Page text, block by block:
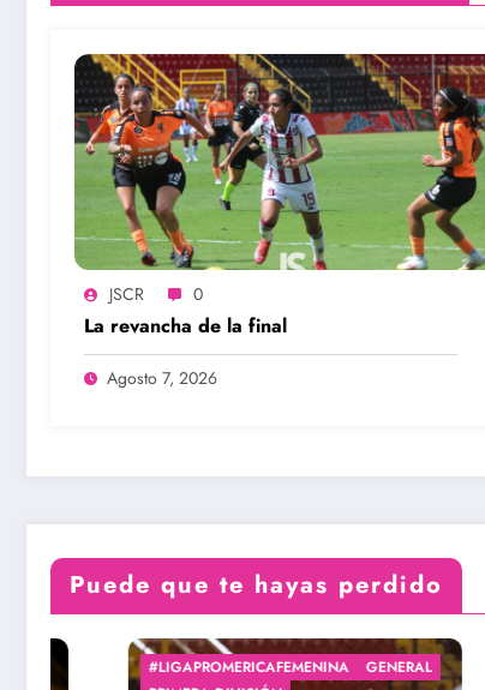
JSCR 0
La revancha de la final
Agosto 7, 2026
Puede que te hayas perdido
#ARBITRAJE
#ARBITRASTICASXJS